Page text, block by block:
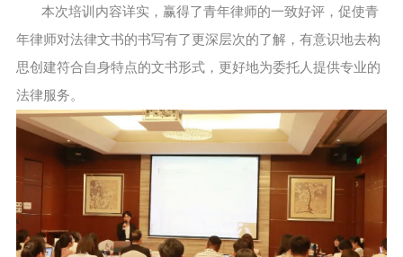
本次培训内容详实，赢得了青年律师的一致好评，促使青
年律师对法律文书的书写有了更深层次的了解，有意识地去构
思创建符合自身特点的文书形式，更好地为委托人提供专业的
法律服务。